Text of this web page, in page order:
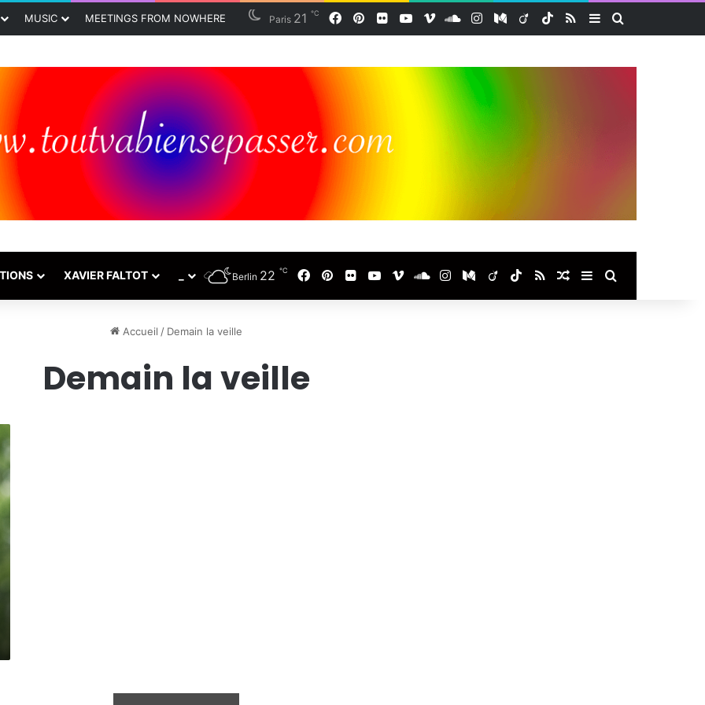
MUSIC MEETINGS FROM NOWHERE Paris 21 ℃ Facebook
Pinterest
FlickrYouTube
VimeoSoundCloud
Instagram
Medium
ViadeoTikTokRSSSidebar (barre
XAVIER FALTOT Berlin 22 ℃ Facebook
Pinterest
Flickr YouTube
VimeoSoundCloud
InstagramMedium
ViadeoTikTok
RSS Article Aléatoire
Sidebar (barre
Accueil / Demain la veille
Demain la veille